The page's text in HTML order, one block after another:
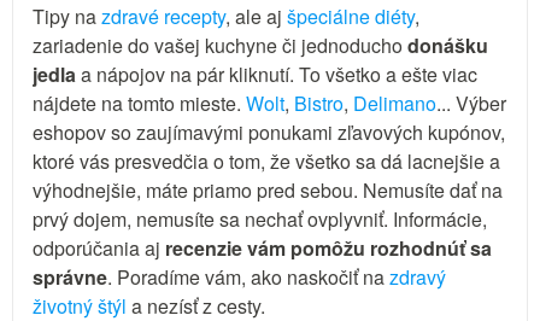
Tipy nazdravé recepty, ale aj špeciálne diéty,
zariadenie do vašej kuchyne či jednoducho donášku
jedla a nápojov na pár kliknutí. To všetko a ešte viac
nájdete na tomto mieste. Wolt, Bistro, Delimano... Výber
eshopov so zaujímavými ponukami zľavových kupónov,
ktoré vás presvedčia o tom, že všetko sa dá lacnejšie a
výhodnejšie, máte priamo pred sebou. Nemusíte dať na
prvý dojem, nemusíte sa nechať ovplyvniť. Informácie,
odporúčania aj recenzie vám pomôžu rozhodnúť sa
správne. Poradíme vám, ako naskočiť nazdravý
životný štýl a nezísť z cesty.